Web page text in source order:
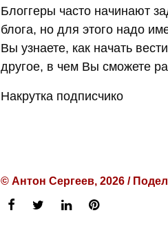
Блоггеры часто начинают
блога, но для этого надо
Вы узнаете, как начать
другое, в чем Вы сможете
Накрутка подписчико
© Антон Сергеев, 2026 /